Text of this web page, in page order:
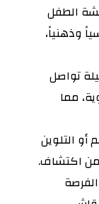
الطفل
وذهنياً،
تواصل
مما
أو التلوين
من اكتشاف.